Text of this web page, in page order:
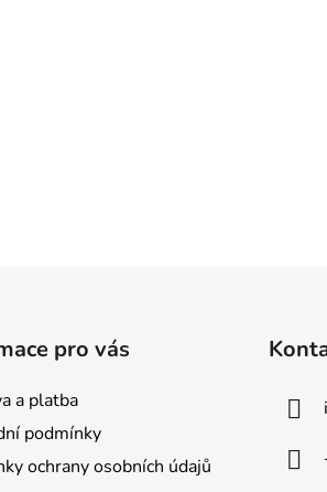
pro vás
a platba
podmínky
ochrany osobních údajů